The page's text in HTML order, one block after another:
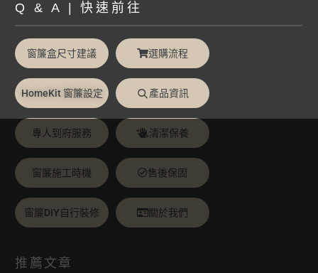
Q & A | 快速前往
窗簾盒尺寸建議 選購流程
HomeKit 窗簾設定 產品資訊
專人到府服務 清潔保養
窗簾施工時機 售後保固
窗簾DIY自行裝修 關於我們
推薦文章